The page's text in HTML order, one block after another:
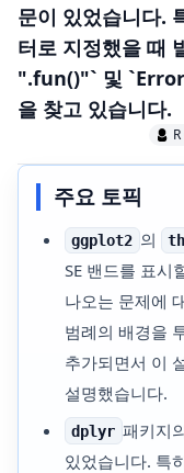
문이 있었습니다.
터로 지정했을 때
".fun()"` 및 `Error
을 찾고 있습니다.
주요 토픽
ggplot2 의
SE 밴드를 표시
나오는 문제에
범례의 배경을
추가되면서 이
설명했습니다.
dplyr 패키지
있었습니다. 특